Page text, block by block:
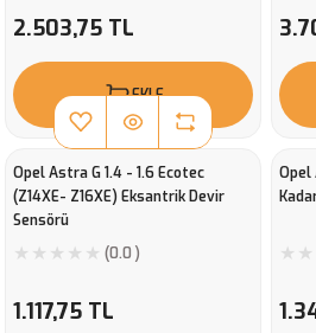
2.503,75 TL
EKLE
Opel Astra G 1.4 - 1.6 Ecotec
(Z14XE- Z16XE) Eksantrik Devir
Sensörü
(0.0 )
1.117,75 TL
Opel